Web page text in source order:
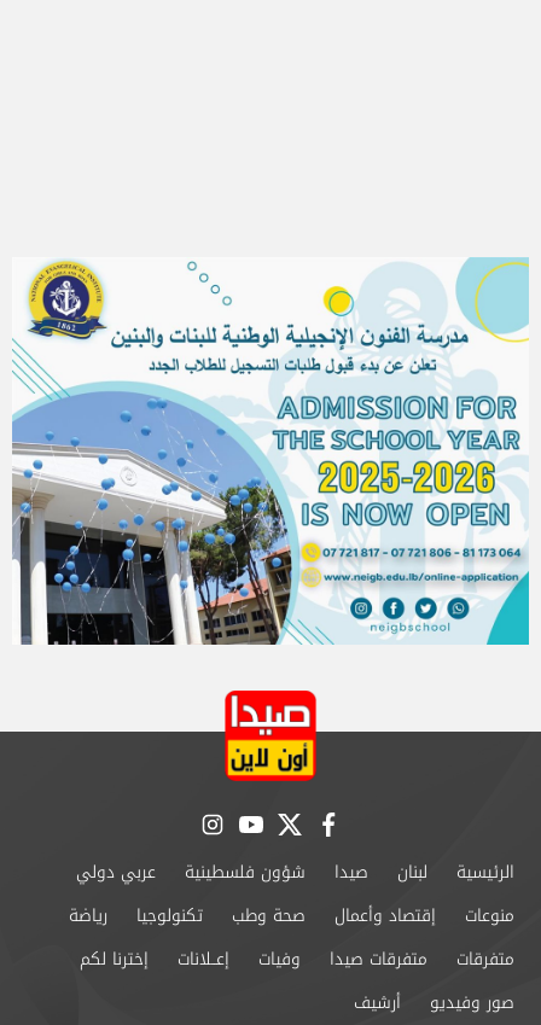
facebook
twitter
youtube
instagram
الرئيسية لبنان صيدا شؤون فلسطينية
عربي دولي
منوعات
إقتصاد وأعمال صحة وطب تكنولوجيا
رياضة
متفرقات
متفرقات صيدا وفيات إعــلانات
إخترنا لكم
صور وفيديو
أرشيف